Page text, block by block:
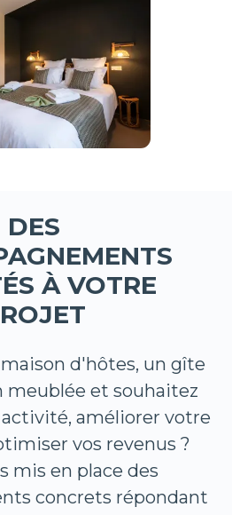
DES
À VOTRE
d'hôtes, un gîte
meublée et souhaitez
améliorer votre
vos revenus ?
mis en place des
concrets répondant